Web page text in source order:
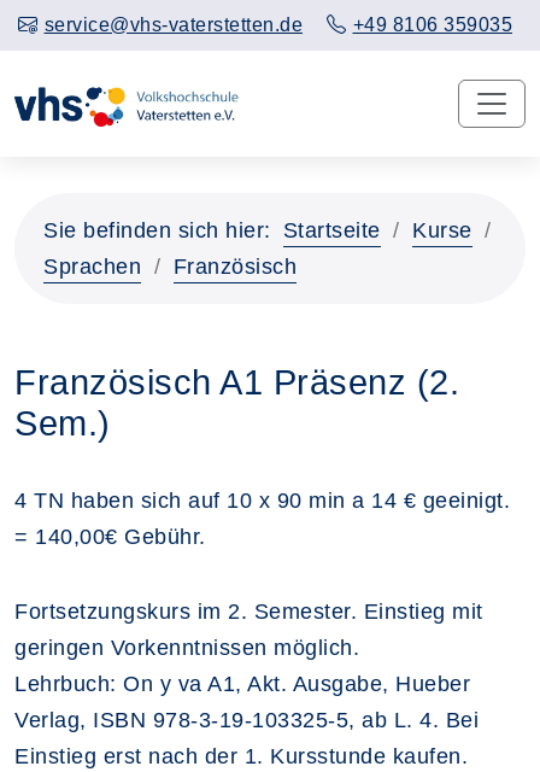
service@vhs-vaterstetten.de +49 8106 359035
Sie befinden sich hier: Startseite
Kurse
Sprachen
Französisch
Französisch A1 Präsenz (2.
Sem.)
4 TN haben sich auf 10 x 90 min a 14 € geeinigt.
= 140,00€ Gebühr.
Fortsetzungskurs im 2. Semester. Einstieg mit
geringen Vorkenntnissen möglich.
Lehrbuch: On y va A1, Akt. Ausgabe, Hueber
Verlag, ISBN 978-3-19-103325-5, ab L. 4. Bei
Einstieg erst nach der 1. Kursstunde kaufen.